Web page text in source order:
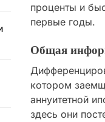
проценты и
первые годы.
Общая
котором
аннуитетной
здесь они